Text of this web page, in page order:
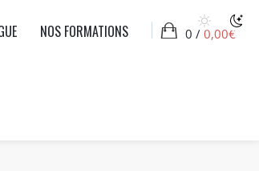
NOS FORMATIONS 0 / 0,00€